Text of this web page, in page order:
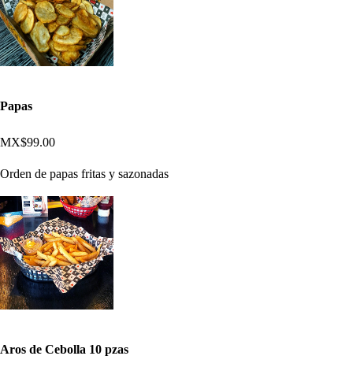
Papas
MX$99.00
Orden de papas fritas y sazonadas
Aros de Cebolla 10 pzas